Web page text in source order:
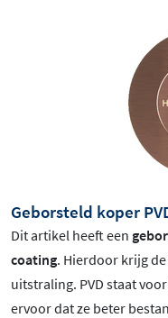
Geborsteld koper
Dit artikel heeft een
coating. Hierdoor krijg
uitstraling. PVD staat
ervoor dat ze beter